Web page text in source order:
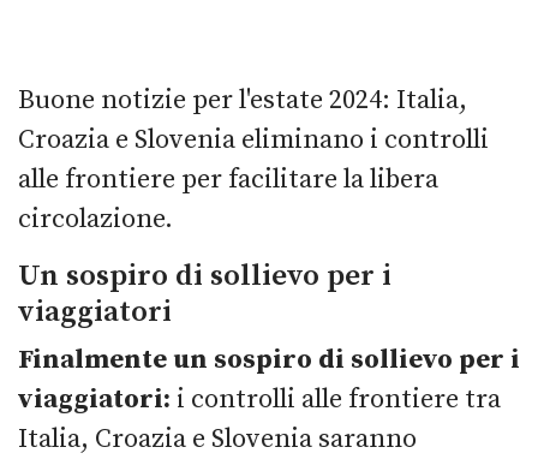
Buone notizie per l'estate 2024: Italia,
Croazia e Slovenia eliminano i controlli
alle frontiere per facilitare la libera
circolazione.
Un sospiro di sollievo per i
viaggiatori
Finalmente un sospiro di sollievo per i
viaggiatori: i controlli alle frontiere tra
Italia, Croazia e Slovenia saranno